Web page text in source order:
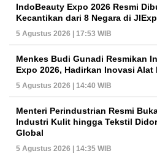
IndoBeauty Expo 2026 Resmi
Kecantikan dari 8 Negara di
5 Agustus 2026 | 17:53 WIB
Menkes Budi Gunadi Resmikan
Expo 2026, Hadirkan Inovasi Alat
5 Agustus 2026 | 14:40 WIB
Menteri Perindustrian Resmi
Industri Kulit hingga Tekstil
Global
5 Agustus 2026 | 14:35 WIB